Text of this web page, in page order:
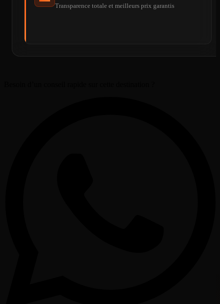
Transparence totale et meilleurs prix garantis